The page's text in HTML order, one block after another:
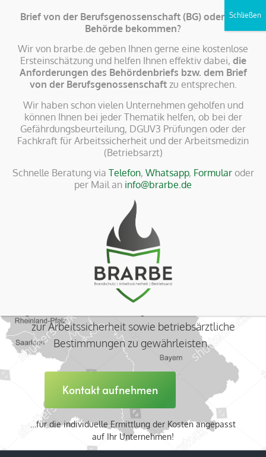
Für kleine, mittlere und
Großunternehmen & Behörden
brarbe deutschlandweit
brarbeist als Ihr Ansprechpartner in Sachen
Brandschutz, Arbeitssicherheit und Betriebsarzt
für Sie sowohl in Hessen als auch bundesweit
aktiv. Wir unterstützen kleine, mittelständische
und große Unternehmen sowie Behörden
der Einhaltung geltender Regularien und
unterstützen Sie individuell mit unserem
Fachwissen und unseren Ressourcen, um d
zur Arbeitssicherheit sowie betriebsärztliche
Bestimmungen zu gewährleisten.
Kontakt aufnehmen
…für die individuelle Ermittlung der Kosten angepasst
auf Ihr Unternehmen!
Brief von der Berufsgenossenschaft (BG) oder eine
Behörde bekommen?
Wir von brarbe.de geben Ihnen gerne eine kostenlose
Ersteinschätzung und helfen Ihnen effektiv dabei, die
Anforderungen des Behördenbriefs bzw. dem Brief
von der Berufsgenossenschaftzu entsprechen.
Wir haben schon vielen Unternehmen geholfen und
können Ihnen bei jeder Thematik helfen, ob bei der
Gefährdungsbeurteilung, DGUV3 Prüfungen oder der
Fachkraft für Arbeitssicherheit und der Arbeitsmedizin
(Betriebsarzt)
Schnelle Beratung via Telefon, Whatsapp, Formularoder
per Mail an info@brarbe.de